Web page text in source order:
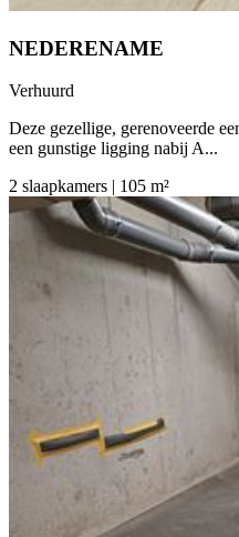
NEDERENAME
Verhuurd
Deze gezellige, gerenoveerde
een gunstige ligging nabij A...
2 slaapkamers | 105 m²